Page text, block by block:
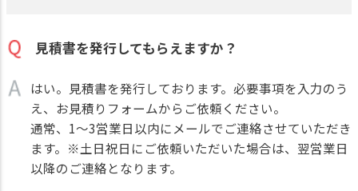
見積書を発行してもらえますか？
はい。見積書を発行しております。必要事項を入力のう
え、 お見積りフォームからご依頼ください。
通常、1～3営業日以内にメールでご連絡させていただき
ます。※土日祝日にご依頼いただいた場合は、翌営業日
以降のご連絡となります。